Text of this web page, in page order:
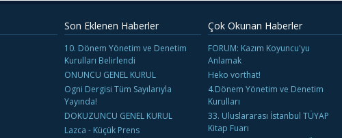
Son Eklenen Haberler
10. Dönem Yönetim ve Denetim
Kurulları Belirlendi
ONUNCU GENEL KURUL
Ogni Dergisi Tüm Sayılarıyla
Yayında!
DOKUZUNCU GENEL KURUL
Lazca - Küçük Prens
Çok Okunan Haberler
FORUM: Kazım Koyuncu'yu
Anlamak
Heko vorthat!
4.Dönem Yönetim ve Denetim
Kurulları
33. Uluslararası İstanbul TÜYAP
Kitap Fuarı